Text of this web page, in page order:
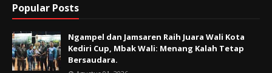
Popular Posts
Ngampel dan Jamsaren Raih Juara Wali Kota
Kediri Cup, Mbak Wali: Menang Kalah Tetap
Bersaudara.